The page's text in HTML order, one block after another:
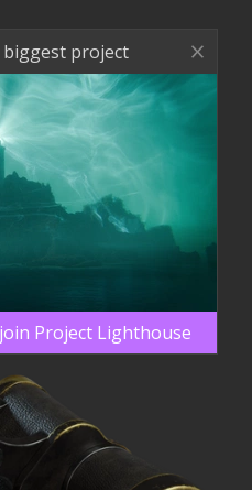
biggest project
Project Lighthouse